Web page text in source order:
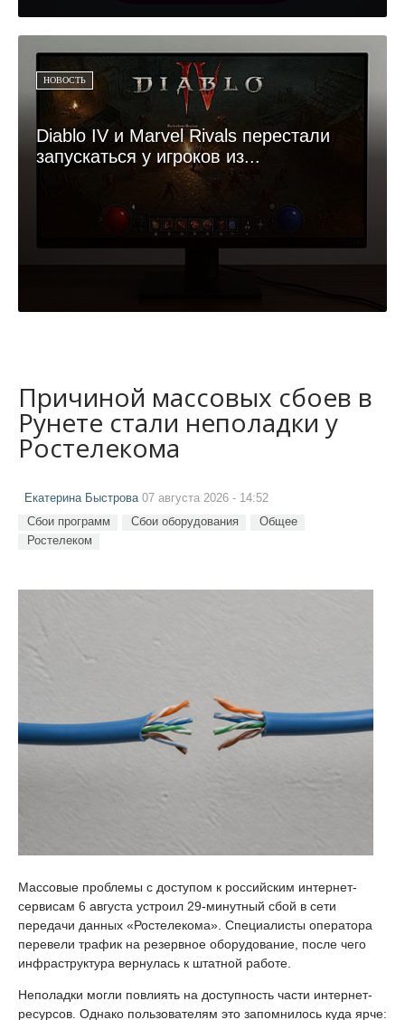
НОВОСТЬ
Diablo IV и Marvel Rivals перестали
запускаться у игроков из...
Причиной массовых сбоев в
Рунете стали неполадки у
Ростелекома
Екатерина Быстрова 07 августа 2026 - 14:52
Сбои программ Сбои оборудования
Общее
Ростелеком
Массовые проблемы с доступом к российским интернет-
сервисам 6 августа устроил 29-минутный сбой в сети
передачи данных «Ростелекома». Специалисты оператора
перевели трафик на резервное оборудование, после чего
инфраструктура вернулась к штатной работе.
Неполадки могли повлиять на доступность части интернет-
ресурсов. Однако пользователям это запомнилось куда ярче: